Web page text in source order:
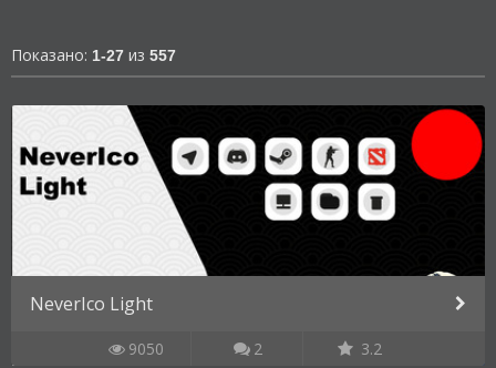
Показано: 1-27 из 557
NeverIco Light
9050 2 3.2